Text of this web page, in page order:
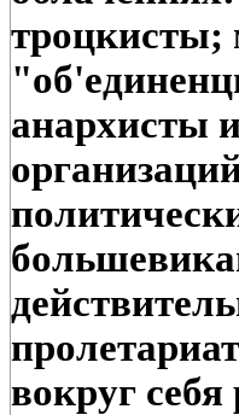
троцкисты;
анархисты
вокруг